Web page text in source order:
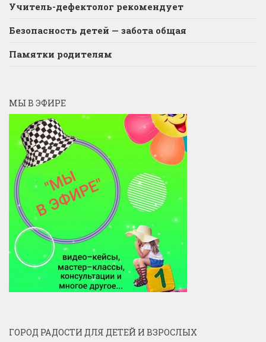
Учитель-дефектолог рекомендует
Безопасность детей — забота общая
Памятки родителям
МЫ В ЭФИРЕ
ГОРОД РАДОСТИ ДЛЯ ДЕТЕЙ И ВЗРОСЛЫХ